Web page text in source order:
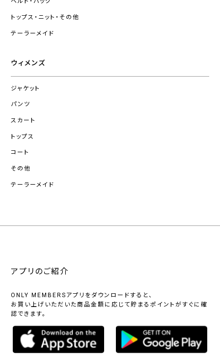
トップス・ニット・その他
テーラーメイド
ウィメンズ
ジャケット
パンツ
スカート
トップス
コート
その他
テーラーメイド
アプリのご紹介
ONLY MEMBERSアプリをダウンロードすると、
お買い上げいただいた商品金額に応じて貯まるポイントがすぐに確
認できます。